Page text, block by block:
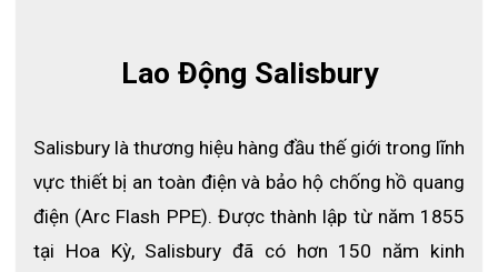
Lao Động Salisbury
Salisbury là thương hiệu hàng đầu thế giới trong lĩnh
vực thiết bị an toàn điện và bảo hộ chống hồ quang
điện (Arc Flash PPE). Được thành lập từ năm 1855
tại Hoa Kỳ, Salisbury đã có hơn 150 năm kinh